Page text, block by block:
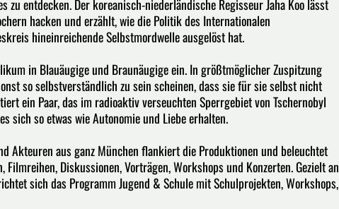
zu entdecken. Der koreanisch-niederländische Regisseur Jaha Koo lässt
hacken und erzählt, wie die Politik des Internationalen
hineinreichende Selbstmordwelle ausgelöst hat.
in Blauäugige und Braunäugige ein. In größtmöglicher Zuspitzung
so selbstverständlich zu sein scheinen, dass sie für sie selbst nicht
ein Paar, das im radioaktiv verseuchten Sperrgebiet von Tschernobyl
sich so etwas wie Autonomie und Liebe erhalten.
Akteuren aus ganz München flankiert die Produktionen und beleuchtet
Diskussionen, Vorträgen, Workshops und Konzerten. Gezielt an
sich das Programm Jugend & Schule mit Schulprojekten, Workshops,